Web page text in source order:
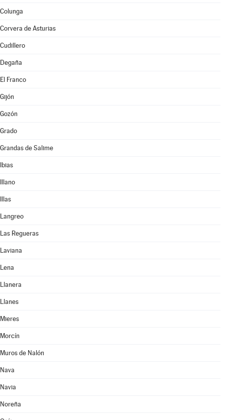
Colunga
Corvera de Asturias
Cudillero
Degaña
El Franco
Gijón
Gozón
Grado
Grandas de Salime
Ibias
Illano
Illas
Langreo
Las Regueras
Laviana
Lena
Llanera
Llanes
Mieres
Morcín
Muros de Nalón
Nava
Navia
Noreña